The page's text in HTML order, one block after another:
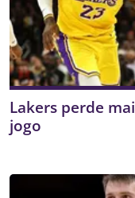
Lakers perde
jogo